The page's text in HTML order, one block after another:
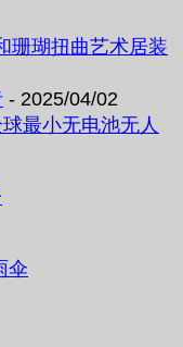
珊瑚扭曲艺术居装
- 2025/04/02
最小无电池无人
伞